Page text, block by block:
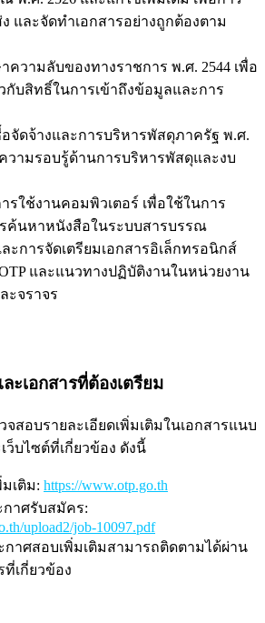
และจัดทำเอกสารอย่างถูกต้องตาม
ความลับของทางราชการ พ.ศ. 2544 เพื่อ
กับสิทธิ์ในการเข้าถึงข้อมูลและการ
อจัดจ้างและการบริหารพัสดุภาครัฐ พ.ศ.
ความรอบรู้ด้านการบริหารพัสดุและงบ
รใช้งานคอมพิวเตอร์ เพื่อใช้ในการ
ค้นหาหนังสือในระบบสารบรรณ
ะการจัดเตรียมเอกสารอิเล็กทรอนิกส์
และแนวทางปฏิบัติงานในหน่วยงาน
ะจราจร
เอกสารที่ต้องเตรียม
สอบรายละเอียดเพิ่มเติมในเอกสารแนบ
ว็บไซต์ที่เกี่ยวข้อง ดังนี้
เติม: https://www.otp.go.th
กาศรับสมัคร:
upload2/job-10097.pdf
กาศสอบเพิ่มเติมสามารถติดตามได้ผ่าน
เกี่ยวข้อง